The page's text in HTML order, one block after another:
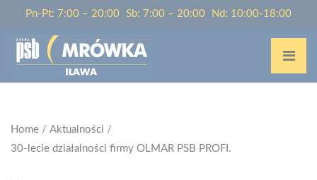
Pn-Pt: 7:00 – 20:00 Sb: 7:00 – 20:00 Nd: 10:00-18:00
Home / Aktualności /
30-lecie działalności firmy OLMAR PSB PROFI.